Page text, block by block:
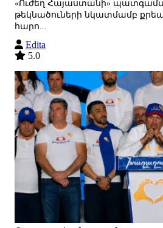
«Ուժեղ Հայաստանի»
թեկնածուների նկատմամբ
հարո...
Edita
5.0